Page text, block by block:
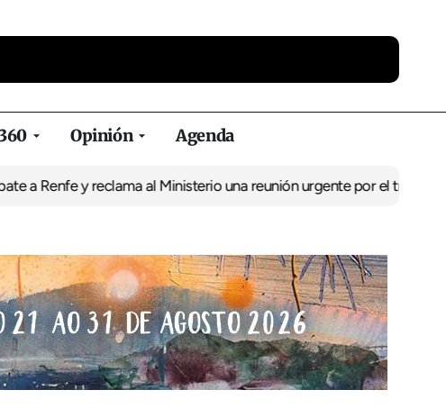
Opinión Agenda
y reclama al Ministerio una reunión urgente por el trenEl BNG